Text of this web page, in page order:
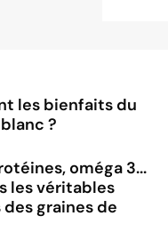
les bienfaits du
?
oméga 3...
les véritables
graines de